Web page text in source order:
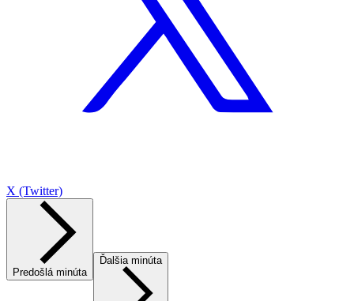
X (Twitter)
Predošlá minúta
Ďalšia minúta